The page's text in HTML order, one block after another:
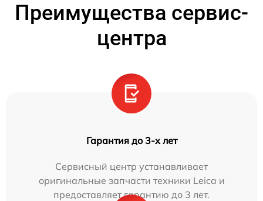
Преимущества сервис-
центра
Гарантия до 3-х лет
Сервисный центр устанавливает
оригинальные запчасти техники Leica и
предоставляет гарантию до 3 лет.